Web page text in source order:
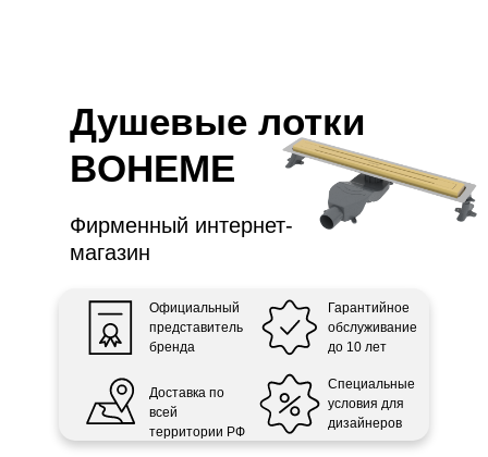
Душевые лотки
BOHEME
Фирменный интернет-
магазин
Официальный
представитель
бренда
Доставка по
всей
территории РФ
Гарантийное
обслуживание
до 10 лет
Специальные
условия для
дизайнеров